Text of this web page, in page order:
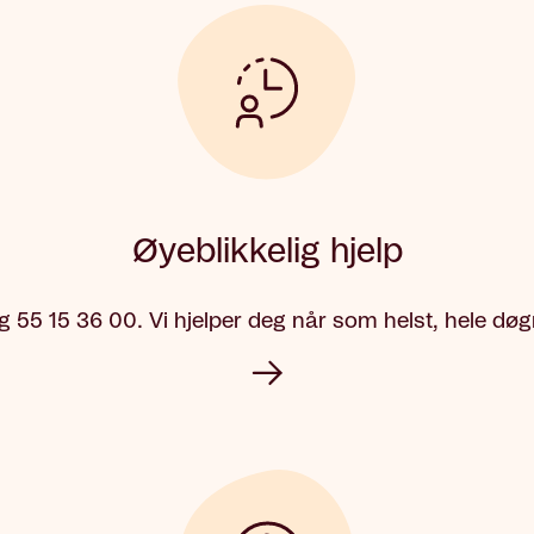
Øyeblikkelig hjelp
55 15 36 00. Vi hjelper deg når som helst, hele